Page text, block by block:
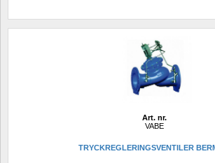
Art. nr.
VABE
TRYCKREGLERINGSVENTILER